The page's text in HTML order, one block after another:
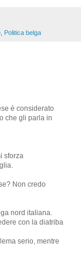
, Politica belga
è considerato
che gli parla in
sforza
Non credo
nord italiana.
con la diatriba
serio, mentre